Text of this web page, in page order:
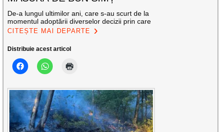
De-a lungul ultimilor ani, care s-au scurt de la
momentul adoptării diverselor decizii prin care
CITEȘTE MAI DEPARTE
Distribuie acest articol